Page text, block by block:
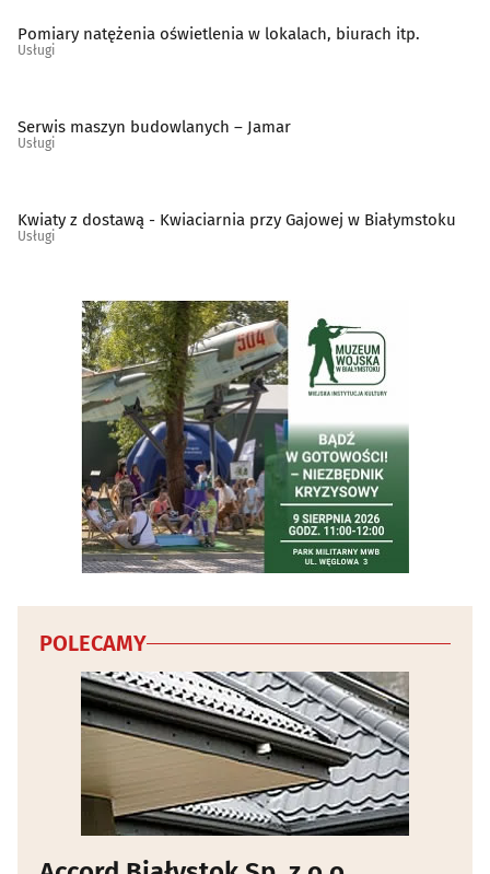
Telefony - naprawa
Tworzywa sztuczne(11)
Wideofilmowanie(20)
Wody mineralne i napoje - producenci, hurtownie
Wydawnictwa(19)
Wyposażenie gastronomii i hoteli(4)
Wypożyczalnie narzędzi i elektronarzędzi(5)
Wywóz nieczystości i śmieci(9)
Zabytki - konserwacja(3)
Zwierzęta(30)
Zwierzęta - szkolenie(4)
Pomiary natężenia oświetlenia w lokalach, biurach itp.
Usługi
Serwis maszyn budowlanych – Jamar
Usługi
Kwiaty z dostawą - Kwiaciarnia przy Gajowej w Białymstoku
Usługi
POLECAMY